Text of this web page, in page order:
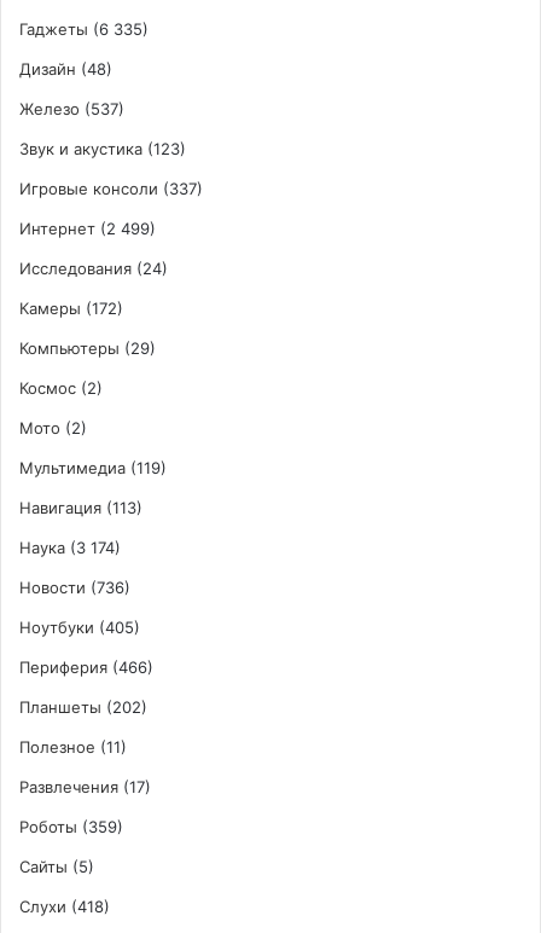
Гаджеты (6 335)
Дизайн (48)
Железо (537)
Звук и акустика (123)
Игровые консоли (337)
Интернет (2 499)
Исследования (24)
Камеры (172)
Компьютеры (29)
Космос (2)
Мото (2)
Мультимедиа (119)
Навигация (113)
Наука (3 174)
Новости (736)
Ноутбуки (405)
Периферия (466)
Планшеты (202)
Полезное (11)
Развлечения (17)
Роботы (359)
Сайты (5)
Слухи (418)